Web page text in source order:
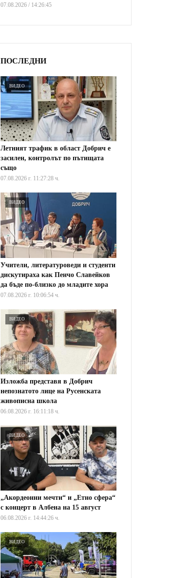
07.08.2026 / 14:26:45
ПОСЛЕДНИ
ВИДЕО
Летният трафик в област Добрич е
засилен, контролът по пътищата
също
07.08.2026 г. 11:27:28 ч.
ВИДЕО
Учители, литературоведи и студенти
дискутираха как Пенчо Славейков
да бъде по-близко до младите хора
07.08.2026 г. 10:06:54 ч.
ВИДЕО
Изложба представя в Добрич
непознатото лице на Русенската
живописна школа
06.08.2026 г. 16:11:18 ч.
ВИДЕО
„Акордеонни мечти“ и „Етно сфера“
с концерт в Албена на 15 август
06.08.2026 г. 14:44:26 ч.
ВИДЕО